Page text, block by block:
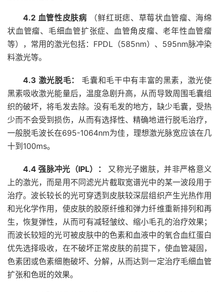
4.2 血管性皮肤病 （鲜红斑痣、草莓状血管瘤、海绵
状血管瘤、毛细血管扩张症、血管角皮瘤、老年性血管瘤
等），常用的激光包括：FPDL（585nm）、595nm脉冲染
料激光等。
4.3 激光脱毛：
毛囊和毛干中有丰富的黑素，激光使
黑素吸收激光能量后，温度急剧升高，从而导致周围毛囊组
织的破坏，将毛发去除。没有毛发的地方，缺少毛囊，受热
少而不会受到损伤，从而有选择性、精确地进行脱毛治疗，
一般脱毛波长在695-1064nm为佳，理想激光脉宽应该在几
十到100ms。
4.4 强脉冲光（IPL）：
又称光子嫩肤，并非严格意义
上的激光，而是用不同滤光片截取宽谱光中的某一波段用于
治疗。波长较长的光可穿透到皮肤较深层组织产生光热作用
和光化学作用，使皮肤的胶原纤维和弹力纤维重新排列和再
生，恢复弹性，从而可有减轻皱纹、缩小毛孔的治疗效果；
而波长较短的光可被皮肤中的色素和血液中的氧合血红蛋白
优先选择吸收，在不破坏正常皮肤的前提下，使血管凝固，
色素团或色素细胞破坏、分解，从而达到一定治疗毛细血管
扩张和色斑的效果。